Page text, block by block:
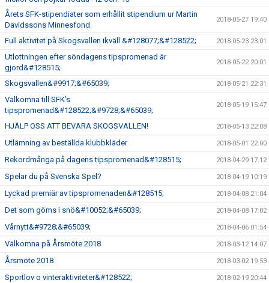
Årets SFK-stipendiater som erhållit stipendium ur Martin
Davidssons Minnesfond.
2018-05-27 19:40
Full aktivitet på Skogsvallen ikväll &#128077;&#128522; 2018-05-23 23:01
Utlottningen efter söndagens tipspromenad är
gjord&#128515;
2018-05-22 20:01
Skogsvallen&#9917;&#65039; 2018-05-21 22:31
Välkomna till SFK’s
tipspromenad&#128522;&#9728;&#65039;
2018-05-19 15:47
HJÄLP OSS ATT BEVARA SKOGSVALLEN! 2018-05-13 22:08
Utlämning av beställda klubbkläder 2018-05-01 22:00
Rekordmånga på dagens tipspromenad&#128515; 2018-04-29 17:12
Spelar du på Svenska Spel? 2018-04-19 10:19
Lyckad premiär av tipspromenaden&#128515; 2018-04-08 21:04
Det som göms i snö&#10052;&#65039; 2018-04-08 17:02
Vårnytt&#9728;&#65039; 2018-04-06 01:54
Välkomna på Årsmöte 2018 2018-03-12 14:07
Årsmöte 2018 2018-03-02 19:53
Sportlov o vinteraktiviteter&#128522; 2018-02-19 20:44